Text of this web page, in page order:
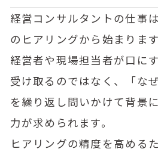
経営コンサルタントの仕事
のヒアリングから始まります
経営者や現場担当者が口に
受け取るのではなく、「な
を繰り返し問いかけて背景
力が求められます。
ヒアリングの精度を高めるた